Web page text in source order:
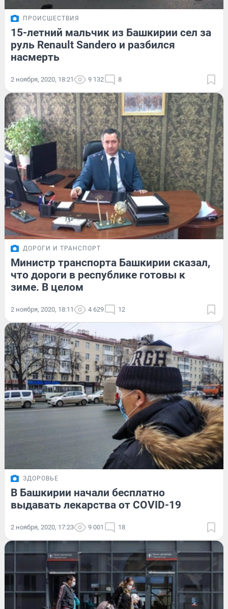
ПРОИСШЕСТВИЯ
15-летний мальчик из Башкирии сел за
руль Renault Sandero и разбился
насмерть
2 ноября, 2020, 18:21 9 132 8
ДОРОГИ И ТРАНСПОРТ
Министр транспорта Башкирии сказал,
что дороги в республике готовы к
зиме. В целом
2 ноября, 2020, 18:11 4 629 12
ЗДОРОВЬЕ
В Башкирии начали бесплатно
выдавать лекарства от COVID-19
2 ноября, 2020, 17:23 9 001 18